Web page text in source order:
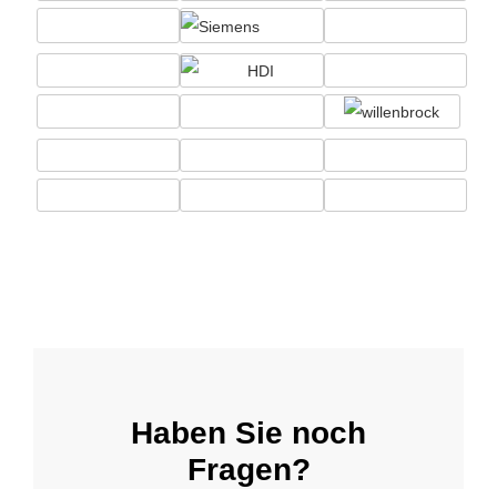
Haben Sie noch
Fragen?